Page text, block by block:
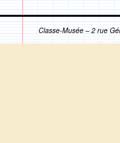
Classe-Musée – 2 rue